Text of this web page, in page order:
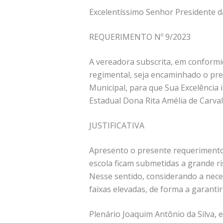
Excelentíssimo Senhor Presidente
REQUERIMENTO Nº 9/2023
A vereadora subscrita, em
regimental, seja encaminhado o
Municipal, para que Sua
Estadual Dona Rita Amélia de
JUSTIFICATIVA
Apresento o presente
escola ficam submetidas a grande
Nesse sentido, considerando a
faixas elevadas, de forma a
Plenário Joaquim Antônio da Silva,